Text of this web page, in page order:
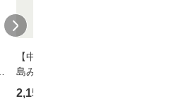
【中古】 寒水魚 / 中
島みゆき / [CD]【メー
ル便送料無料】
2,150